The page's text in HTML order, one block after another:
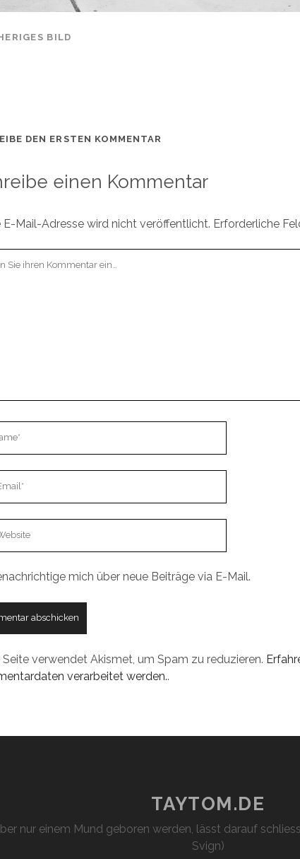
BILD
DEN ERSTEN KOMMENTAR
einen Kommentar
E-Mail-Adresse wird nicht veröffentlicht. Erforderliche
mich über neue Beiträge via E-Mail.
Seite verwendet Akismet, um Spam zu reduzieren.
verarbeitet werden..
TAYTOM.DE
nur einem Mund geboren werden, lässt darauf
Svign)